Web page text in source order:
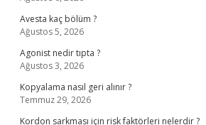
Avesta kaç bölüm ?
Ağustos 5, 2026
Agonist nedir tıpta ?
Ağustos 3, 2026
Kopyalama nasıl geri alınır ?
Temmuz 29, 2026
Kordon sarkması için risk faktörleri nelerdir ?